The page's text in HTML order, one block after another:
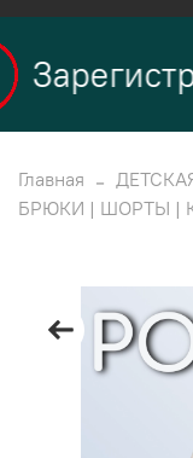
Главная
БРЮКИ | ШОРТЫ |